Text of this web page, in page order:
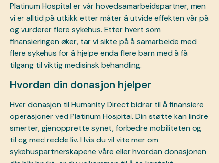
Platinum Hospital er vår hovedsamarbeidspartner, men
vi er alltid på utkikk etter måter å utvide effekten vår på
og vurderer flere sykehus. Etter hvert som
finansieringen øker, tar vi sikte på å samarbeide med
flere sykehus for å hjelpe enda flere barn med å få
tilgang til viktig medisinsk behandling.
Hvordan din donasjon hjelper
Hverdonasjon til Humanity Direct bidrar til å finansiere
operasjoner ved Platinum Hospital. Din støtte kan lindre
smerter, gjenopprette synet, forbedre mobiliteten og
til og med redde liv. Hvis du vil vite mer om
sykehuspartnerskapene våre eller hvordan donasjonen